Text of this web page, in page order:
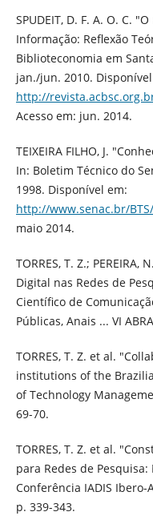
SPUDEIT, D. F. A. O. C.
Informação: Reflexão
Biblioteconomia em
jan./jun. 2010.
http://
Acesso em: jun. 2014.
TEIXEIRA FILHO, J.
In: Boletim Técnico do
1998. Disponível em:
http://www.senac.br/
maio 2014.
TORRES, T. Z.; PEREIRA,
Digital nas Redes de
Científico de
Públicas, Anais ... VI
TORRES, T. Z. et al.
institutions of the
of Technology
69-70.
TORRES, T. Z. et al.
para Redes de
Conferência IADIS Ibero-
p. 339-343.